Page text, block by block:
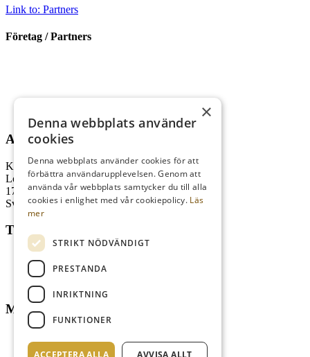
Link to: Partners
Företag / Partners
ADRESS
Kungl. Drottningholms GK
Lovö Kyrkallé 1
178 93 Drottningholm
Sverige
TELEFON
Reception08-759 00 85
MAIL
reception@kdrgk.se
×
Denna webbplats använder
cookies
Denna webbplats använder cookies för att
förbättra användarupplevelsen. Genom att
använda vår webbplats samtycker du till alla
cookies i enlighet med vår cookiepolicy. Läs
mer
STRIKT NÖDVÄNDIGT
PRESTANDA
INRIKTNING
FUNKTIONER
ACCEPTERA ALLA AVVISA ALLT